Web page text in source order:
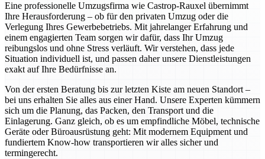
Eine professionelle Umzugsfirma wie Castrop-Rauxel übernimmt
Ihre Herausforderung – ob für den privaten Umzug oder die
Verlegung Ihres Gewerbebetriebs. Mit jahrelanger Erfahrung und
einem engagierten Team sorgen wir dafür, dass Ihr Umzug
reibungslos und ohne Stress verläuft. Wir verstehen, dass jede
Situation individuell ist, und passen daher unsere Dienstleistungen
exakt auf Ihre Bedürfnisse an.
Von der ersten Beratung bis zur letzten Kiste am neuen Standort –
bei uns erhalten Sie alles aus einer Hand. Unsere Experten kümmern
sich um die Planung, das Packen, den Transport und die
Einlagerung. Ganz gleich, ob es um empfindliche Möbel, technische
Geräte oder Büroausrüstung geht: Mit modernem Equipment und
fundiertem Know-how transportieren wir alles sicher und
termingerecht.